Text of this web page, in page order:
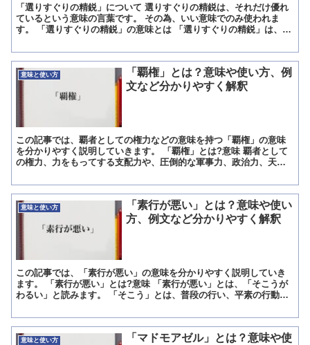
「選りすぐりの精鋭」について 選りすぐりの精鋭は、それだけ優れ
ているという意味の言葉です。 その為、いい意味でのみ使われま
す。 「選りすぐりの精鋭」の意味とは 「選りすぐりの精鋭」は、
意味と使い方
「覇権」とは？意味や使い方、例
文など分かりやすく解釈
この記事では、覇者としての権力などの意味を持つ「覇権」の意味
を分かりやすく説明していきます。 「覇権」とは?意味 覇者として
の権力、力をもってする支配力や、圧倒的な軍事力、政治力、天然
意味と使い方
「素行が悪い」とは？意味や使い
方、例文など分かりやすく解釈
この記事では、「素行が悪い」の意味を分かりやすく説明していき
ます。 「素行が悪い」とは?意味 「素行が悪い」とは、「そこうが
わるい」と読みます。 「そこう」とは、普段の行い、平素の行動の
意味と使い方
「マドモアゼル」とは？意味や使